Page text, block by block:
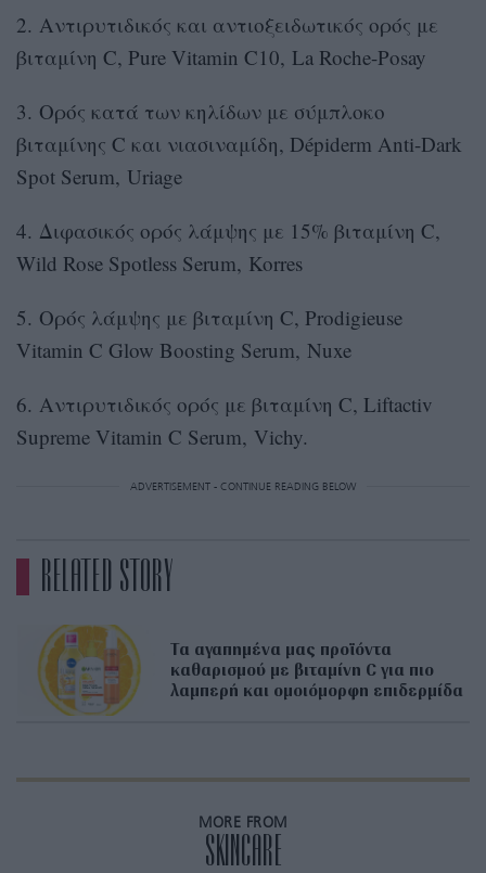
2. Αντιρυτιδικός και αντιοξειδωτικός ορός με
βιταμίνη C, Pure Vitamin C10, La Roche-Posay
3. Ορός κατά των κηλίδων με σύμπλοκο
βιταμίνης C και νιασιναμίδη, Dépiderm Anti-Dark
Spot Serum, Uriage
4. Διφασικός ορός λάμψης με 15% βιταμίνη C,
Wild Rose Spotless Serum, Korres
5. Ορός λάμψης με βιταμίνη C, Prodigieuse
Vitamin C Glow Boosting Serum, Nuxe
6. Αντιρυτιδικός ορός με βιταμίνη C, Liftactiv
Supreme Vitamin C Serum, Vichy.
ADVERTISEMENT - CONTINUE READING BELOW
RELATED STORY
Τα αγαπημένα μας προϊόντα
καθαρισμού με βιταμίνη C για πιο
λαμπερή και ομοιόμορφη επιδερμίδα
MORE FROM
SKINCARE